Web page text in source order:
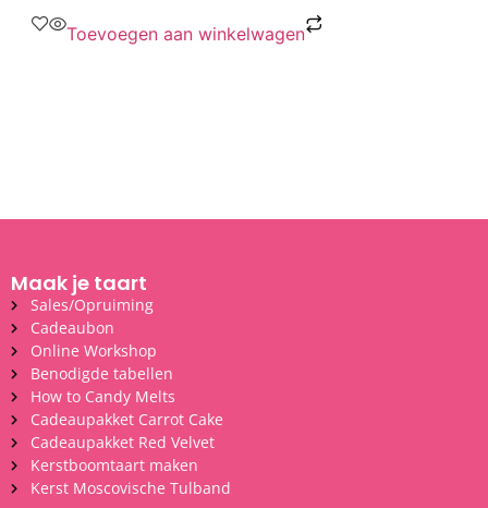
Toevoegen aan winkelwagen
Maak je taart
Sales/Opruiming
Cadeaubon
Online Workshop
Benodigde tabellen
How to Candy Melts
Cadeaupakket Carrot Cake
Cadeaupakket Red Velvet
Kerstboomtaart maken
Kerst Moscovische Tulband